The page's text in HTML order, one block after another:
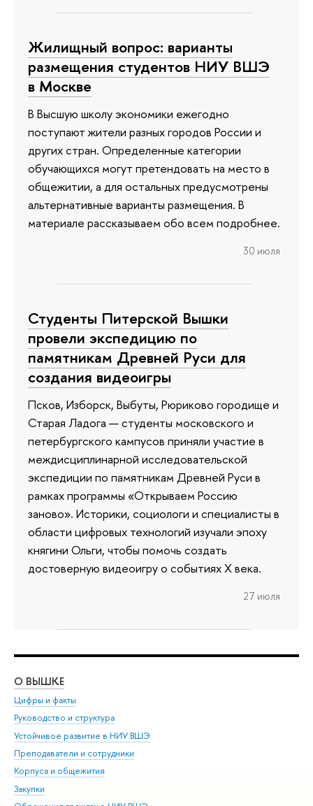
Жилищный вопрос: варианты
размещения студентов НИУ ВШЭ
в Москве
В Высшую школу экономики ежегодно
поступают жители разных городов России и
других стран. Определенные категории
обучающихся могут претендовать на место в
общежитии, а для остальных предусмотрены
альтернативные варианты размещения. В
материале рассказываем обо всем подробнее.
30 июля
Студенты Питерской Вышки
провели экспедицию по
памятникам Древней Руси для
создания видеоигры
Псков, Изборск, Выбуты, Рюриково городище и
Старая Ладога — студенты московского и
петербургского кампусов приняли участие в
междисциплинарной исследовательской
экспедиции по памятникам Древней Руси в
рамках программы «Открываем Россию
заново». Историки, социологи и специалисты в
области цифровых технологий изучали эпоху
княгини Ольги, чтобы помочь создать
достоверную видеоигру о событиях X века.
27 июля
О ВЫШКЕ
Цифры и факты
Руководство и структура
Устойчивое развитие в НИУ ВШЭ
Преподаватели и сотрудники
Корпуса и общежития
Закупки